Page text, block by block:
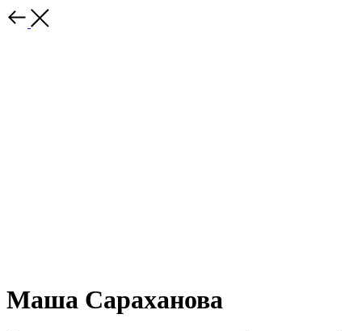
Маша Сараханова